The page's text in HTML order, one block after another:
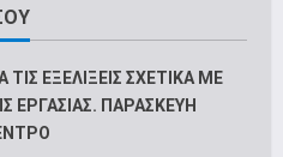
ΕΞΕΛΙΞΕΙΣ ΣΧΕΤΙΚΑ ΜΕ
ΕΡΓΑΣΙΑΣ. ΠΑΡΑΣΚΕΥΗ